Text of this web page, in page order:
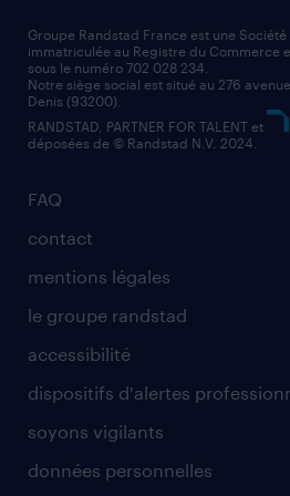
assistant administratif
comptable
nos cabinets de recrutement
FAQ
contact
mentions légales
le groupe randstad
accessibilité
dispositifs d'alertes
soyons vigilants
données personnelles
Groupe Randstad France est une
immatriculée au Registre du Commerce
sous le numéro 702 028 234.
Notre siège social est situé au 276
Denis (93200).
RANDSTAD, PARTNER FOR TALENT et
déposées de © Randstad N.V. 2024.